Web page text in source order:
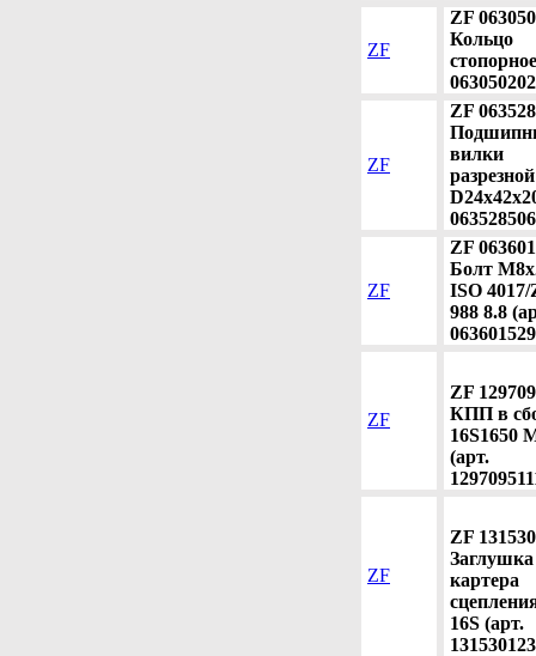
ZF
ZF
Кольцо
ZF
ZF
вилки
разрезной
ZF
ZF
Болт
ISO
988 8.8
ZF
ZF
КПП в
16S1650
(арт.
ZF
ZF
Заглушка
картера
16S (арт.